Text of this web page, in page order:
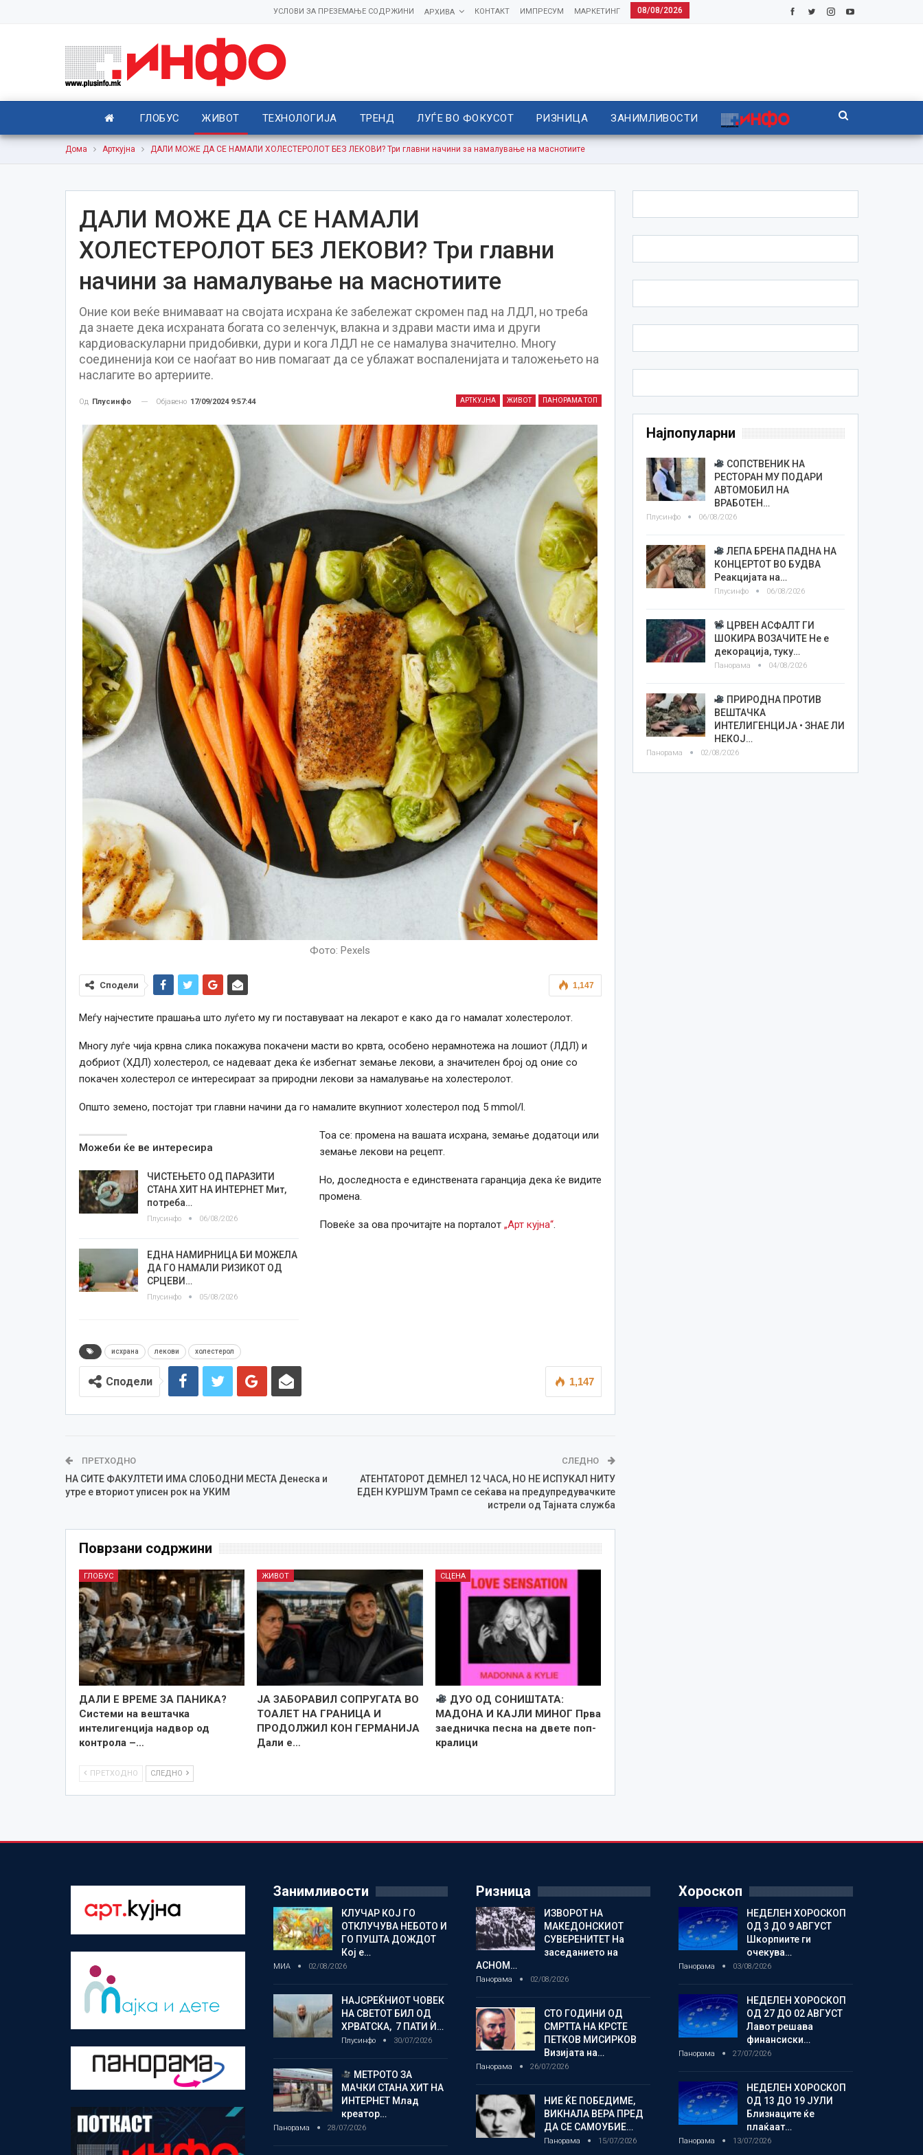
08/08/2026
МАРКЕТИНГ
ИМПРЕСУМ
КОНТАКТ
АРХИВА
УСЛОВИ ЗА ПРЕЗЕМАЊЕ СОДРЖИНИ
ГЛОБУС ЖИВОТ ТЕХНОЛОГИЈА ТРЕНД ЛУЃЕ ВО ФОКУСОТ РИЗНИЦА ЗАНИМЛИВОСТИ
Дома Арткујна ДАЛИ МОЖЕ ДА СЕ НАМАЛИ ХОЛЕСТЕРОЛОТ БЕЗ ЛЕКОВИ? Три главни начини за намалување на маснотиите
ДАЛИ МОЖЕ ДА СЕ НАМАЛИ
ХОЛЕСТЕРОЛОТ БЕЗ ЛЕКОВИ? Три главни
начини за намалување на маснотиите
Оние кои веќе внимаваат на својата исхрана ќе забележат скромен пад на ЛДЛ, но треба
да знаете дека исхраната богата со зеленчук, влакна и здрави масти има и други
кардиоваскуларни придобивки, дури и кога ЛДЛ не се намалува значително. Многу
соединенија кои се наоѓаат во нив помагаат да се ублажат воспаленијата и таложењето на
наслагите во артериите.
АРТКУЈНА ЖИВОТ ПАНОРАМА ТОП
Од Плусинфо Објавено 17/09/2024 9:57:44
Фото: Pexels
1,147
Сподели
Меѓу најчестите прашања што луѓето му ги поставуваат на лекарот е како да го намалат холестеролот.
Многу луѓе чија крвна слика покажува покачени масти во крвта, особено нерамнотежа на лошиот (ЛДЛ) и
добриот (ХДЛ) холестерол, се надеваат дека ќе избегнат земање лекови, а значителен број од оние со
покачен холестерол се интересираат за природни лекови за намалување на холестеролот.
Општо земено, постојат три главни начини да го намалите вкупниот холестерол под 5 mmol/l.
Можеби ќе ве интересира
ЧИСТЕЊЕТО ОД ПАРАЗИТИ
СТАНА ХИТ НА ИНТЕРНЕТ Мит,
потреба…
Плусинфо 06/08/2026
ЕДНА НАМИРНИЦА БИ МОЖЕЛА
ДА ГО НАМАЛИ РИЗИКОТ ОД
СРЦЕВИ…
Плусинфо 05/08/2026
Тоа се: промена на вашата исхрана, земање додатоци или
земање лекови на рецепт.
Но, доследноста е единствената гаранција дека ќе видите
промена.
Повеќе за ова прочитајте на порталот „Арт кујна“.
исхрана лекови холестерол
1,147
Сподели
ПРЕТХОДНО
НА СИТЕ ФАКУЛТЕТИ ИМА СЛОБОДНИ МЕСТА Денеска и
утре е вториот уписен рок на УКИМ
СЛЕДНО
АТЕНТАТОРОТ ДЕМНЕЛ 12 ЧАСА, НО НЕ ИСПУКАЛ НИТУ
ЕДЕН КУРШУМ Трамп се сеќава на предупредувачките
истрели од Тајната служба
Поврзани содржини
ГЛОБУС
ДАЛИ Е ВРЕМЕ ЗА ПАНИКА?
Системи на вештачка
интелигенција надвор од
контрола –…
ЖИВОТ
ЈА ЗАБОРАВИЛ СОПРУГАТА ВО
ТОАЛЕТ НА ГРАНИЦА И
ПРОДОЛЖИЛ КОН ГЕРМАНИЈА
Дали е…
СЦЕНА
ДУО ОД СОНИШТАТА:
МАДОНА И КАЈЛИ МИНОГ Прва
заедничка песна на двете поп-
кралици
ПРЕТХОДНО СЛЕДНО
Најпопуларни
СОПСТВЕНИК НА
РЕСТОРАН МУ ПОДАРИ
АВТОМОБИЛ НА
ВРАБОТЕН…
Плусинфо 06/08/2026
ЛЕПА БРЕНА ПАДНА НА
КОНЦЕРТОТ ВО БУДВА
Реакцијата на…
Плусинфо 06/08/2026
ЦРВЕН АСФАЛТ ГИ
ШОКИРА ВОЗАЧИТЕ Не е
декорација, туку…
Панорама 04/08/2026
ПРИРОДНА ПРОТИВ
ВЕШТАЧКА
ИНТЕЛИГЕНЦИЈА • ЗНАЕ ЛИ
НЕКОЈ…
Панорама 02/08/2026
Занимливости
КЛУЧАР КОЈ ГО
ОТКЛУЧУВА НЕБОТО И
ГО ПУШТА ДОЖДОТ
Кој е…
МИА 02/08/2026
НАЈСРЕЌНИОТ ЧОВЕК
НА СВЕТОТ БИЛ ОД
ХРВАТСКА, 7 ПАТИ Ѝ…
Плусинфо 30/07/2026
МЕТРОТО ЗА
МАЧКИ СТАНА ХИТ НА
ИНТЕРНЕТ Млад
креатор…
Панорама 28/07/2026
Ризница
ИЗВОРОТ НА
МАКЕДОНСКИОТ
СУВЕРЕНИТЕТ На
заседанието на
АСНОМ…
Панорама 02/08/2026
СТО ГОДИНИ ОД
СМРТТА НА КРСТЕ
ПЕТКОВ МИСИРКОВ
Визијата на…
Панорама 26/07/2026
НИЕ ЌЕ ПОБЕДИМЕ,
ВИКНАЛА ВЕРА ПРЕД
ДА СЕ САМОУБИЕ…
Панорама 15/07/2026
Хороскоп
НЕДЕЛЕН ХОРОСКОП
ОД 3 ДО 9 АВГУСТ
Шкорпиите ги
очекува…
Панорама 03/08/2026
НЕДЕЛЕН ХОРОСКОП
ОД 27 ДО 02 АВГУСТ
Лавот решава
финансиски…
Панорама 27/07/2026
НЕДЕЛЕН ХОРОСКОП
ОД 13 ДО 19 ЈУЛИ
Близнаците ќе
плаќаат…
Панорама 13/07/2026